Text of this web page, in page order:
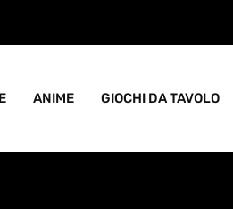
goblin pieno di caos
ANIME GIOCHI DA TAVOLO